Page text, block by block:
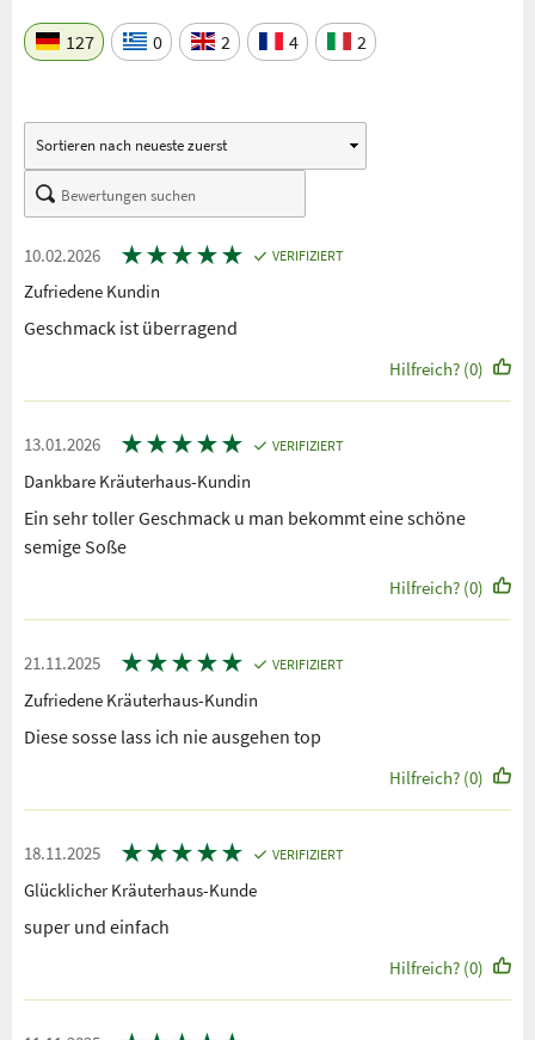
127 0 2 4 2
10.02.2026 ★★★★★ VERIFIZIERT
Zufriedene Kundin
Geschmack ist überragend
Hilfreich? (0)
13.01.2026 ★★★★★ VERIFIZIERT
Dankbare Kräuterhaus-Kundin
Ein sehr toller Geschmack u man bekommt eine schöne
semige Soße
Hilfreich? (0)
21.11.2025 ★★★★★ VERIFIZIERT
Zufriedene Kräuterhaus-Kundin
Diese sosse lass ich nie ausgehen top
Hilfreich? (0)
18.11.2025 ★★★★★ VERIFIZIERT
Glücklicher Kräuterhaus-Kunde
super und einfach
Hilfreich? (0)